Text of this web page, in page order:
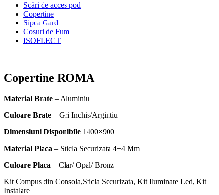
Scări de acces pod
Copertine
Sipca Gard
Cosuri de Fum
ISOFLECT
Copertine ROMA
Material Brate – Aluminiu
Culoare Brate – Gri Inchis/Argintiu
Dimensiuni Disponibile 1400×900
Material Placa – Sticla Securizata 4+4 Mm
Culoare Placa – Clar/ Opal/ Bronz
Kit Compus din Consola,Sticla Securizata, Kit Iluminare Led, Kit
Instalare